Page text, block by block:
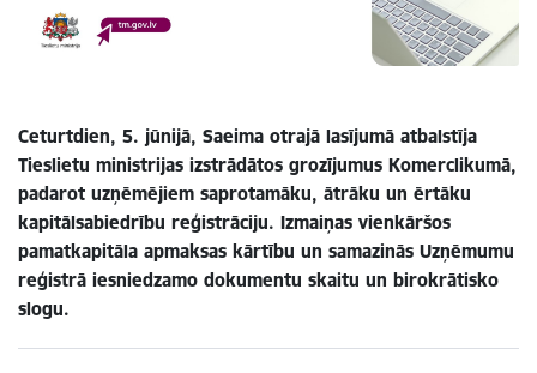
Ceturtdien, 5. jūnijā, Saeima otrajā lasījumā atbalstīja
Tieslietu ministrijas izstrādātos grozījumus Komerclikumā,
padarot uzņēmējiem saprotamāku, ātrāku un ērtāku
kapitālsabiedrību reģistrāciju. Izmaiņas vienkāršos
pamatkapitāla apmaksas kārtību un samazinās Uzņēmumu
reģistrā iesniedzamo dokumentu skaitu un birokrātisko
slogu.